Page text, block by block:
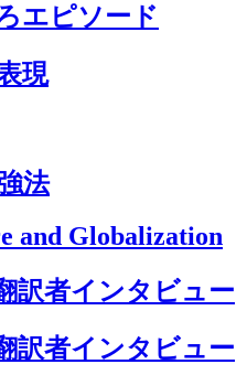
エピソード
現
法
and Globalization
訳者インタビュー
訳者インタビュー